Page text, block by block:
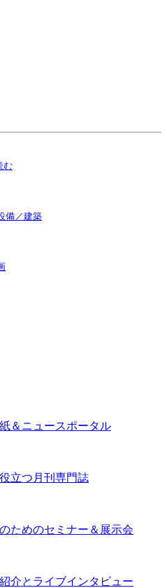
む
備／建築
＆ニュースポータル
立つ月刊専門誌
ためのセミナー＆展示会
介とライブインタビュー